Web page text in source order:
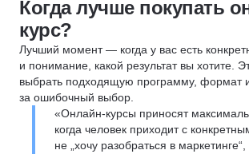
Когда лучше покупать
курс?
Лучший момент — когда у вас есть
и понимание, какой результат вы хотите.
выбрать подходящую программу, формат
за ошибочный выбор.
«Онлайн-курсы приносят
когда человек приходит с
не „хочу разобраться в